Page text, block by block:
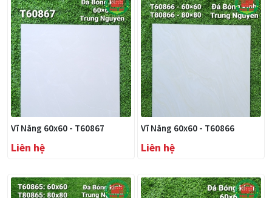
Vĩ Năng 60x60 - T60867
Liên hệ
Vĩ Năng 60x60 - T60866
Liên hệ